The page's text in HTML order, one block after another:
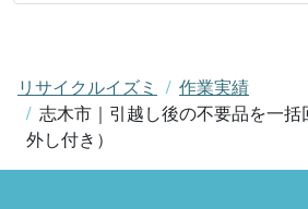
リサイクルイズミ
作業実績
志木市｜引越し後の不要品を一括
外し付き）